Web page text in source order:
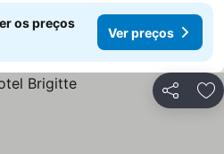
os preços
Ver preços
Partilhar